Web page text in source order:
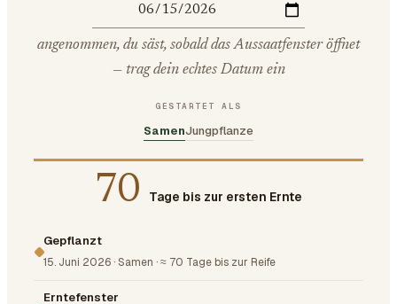
angenommen, du säst, sobald das Aussaatfenster öffnet
— trag dein echtes Datum ein
GESTARTET ALS
SamenJungpflanze
70 Tage bis zur ersten Ernte
Gepflanzt
15. Juni 2026 ·Samen ·≈ 70 Tage bis zur Reife
Erntefenster